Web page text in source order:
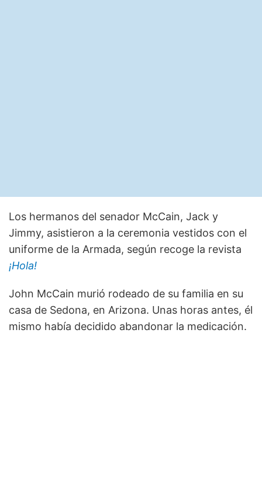
Los hermanos del senador McCain, Jack y
Jimmy, asistieron a la ceremonia vestidos con el
uniforme de la Armada, según recoge la revista
¡Hola!
John McCain murió rodeado de su familia en su
casa de Sedona, en Arizona. Unas horas antes, él
mismo había decidido abandonar la medicación.